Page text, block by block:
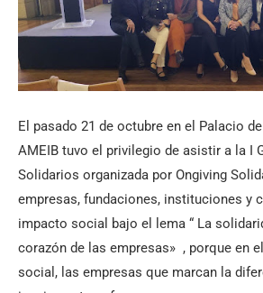
El pasado 21 de octubre en el Palacio
AMEIB tuvo el privilegio de asistir a la I
Solidarios organizada por Ongiving
empresas, fundaciones, instituciones y
impacto social bajo el lema “ La
corazón de las empresas» , porque en
social, las empresas que marcan la